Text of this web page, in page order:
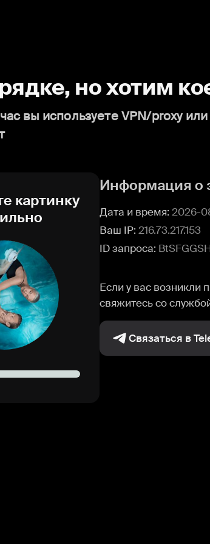
но хотим
вы используете VPN/proxy
картинку
Информация о
Дата и время: 2026-
Ваш IP: 216.73.217.153
ID запроса:
Если у вас возникли
свяжитесь со
Связаться в